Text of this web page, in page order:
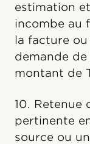
estimation
incombe au
la facture
demande
montant de
10. Retenue
pertinente
source ou